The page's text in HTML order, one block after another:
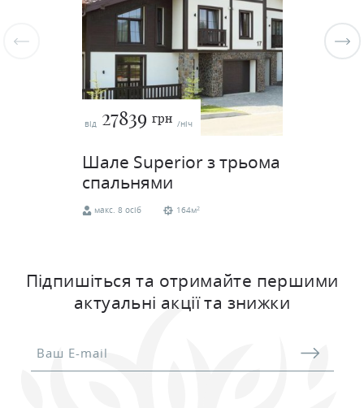
від 27839 грн /ніч
Шале Superior з трьома
спальнями
макс. 8 осіб 164м2
ЗАБРОНЮВАТИ
Підпишіться та отримайте першими
актуальні акції та знижки